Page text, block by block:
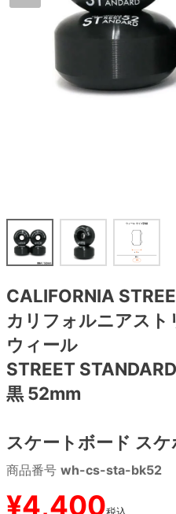
CALIFORNIA
カリフォルニアスト
ウィール
STREET
黒 52mm
スケートボード スケ
商品番号 wh-cs-sta-bk52
¥4,400
8.4inch
8.5inch
8.6inch
8.7inch
8.9inch
9.0inch以上
8.5inch
8.6inch
8.7inch
8.8inch
9.0inch以上
64mm
65mm
70mm
72mm
110mm
ボーンズ STF（エスティー
パウエルペラルタ DF（ド
デッキテープ
パーツ・その他
練習用アイテム（初心者に
スケートケース・バッグ
メディア（雑誌・DVD・CD
27.5cm
28cm
28.5cm
29cm
30cm
シューレース・その他
パンツ
長袖ボタンシャツ
キャップ
ソックス
アンダーウエア
サイズの測り方
INFO
スケートパーク情報
プライバシーポリシー
特定商取引法に基づく表記